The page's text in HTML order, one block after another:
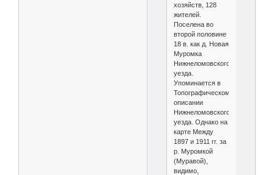
хозяйств, 128
жителей.
Поселена во
второй половине
18 в. как д. Новая
Муромка
Нижнеломовского
уезда.
Упоминается в
Топографическом
описании
Нижнеломовского
уезда. Однако на
карте Между
1897 и 1911 гг. за
р. Муромкой
(Муравой),
видимо,